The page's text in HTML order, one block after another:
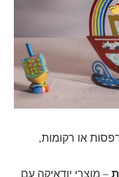
או רקומות,